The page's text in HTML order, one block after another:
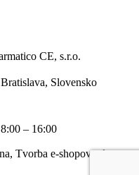
CE, s.r.o.
Slovensko
– 16:00
Tvorba e-shopov od